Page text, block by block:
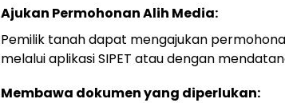
Ajukan Permohonan Alih Media:
Pemilik tanah dapat mengajukan
melalui aplikasi SIPET atau dengan
Membawa dokumen yang diperlukan: